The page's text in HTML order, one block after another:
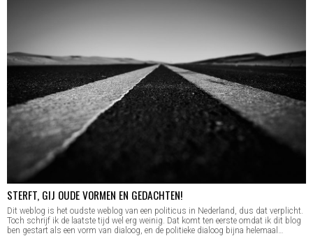
STERFT, GIJ OUDE VORMEN EN GEDACHTEN!
Dit weblog is het oudste weblog van een politicus in Nederland, dus dat verplicht.
Toch schrijf ik de laatste tijd wel erg weinig. Dat komt ten eerste omdat ik dit blog
ben gestart als een vorm van dialoog, en de politieke dialoog bijna helemaal…